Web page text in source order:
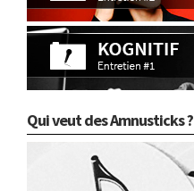
Qui veut des Amnusticks ?